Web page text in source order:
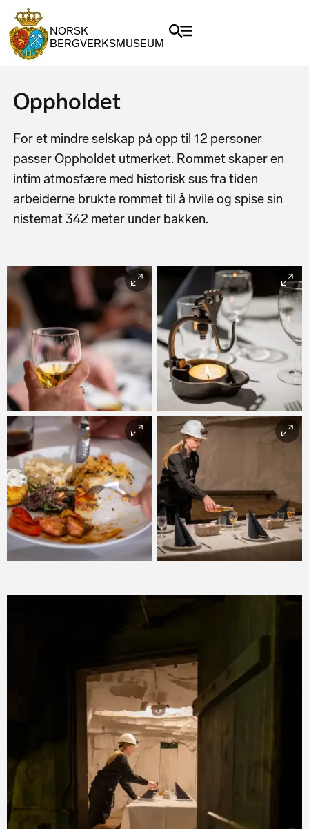
NORSK
BERGVERKSMUSEUM
Oppholdet
For et mindre selskap på opp til 12 personer
passer Oppholdet utmerket. Rommet skaper en
intim atmosfære med historisk sus fra tiden
arbeiderne brukte rommet til å hvile og spise sin
nistemat 342 meter under bakken.